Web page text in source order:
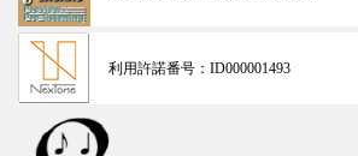
利用許諾番号： ID000001493